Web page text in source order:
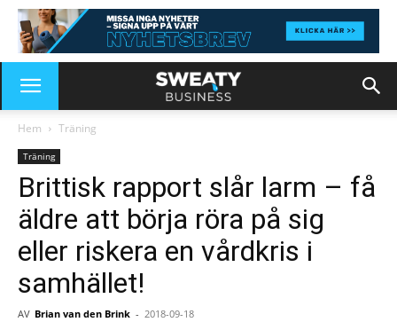
Hem Träning
Träning
Brittisk rapport slår larm – få
äldre att börja röra på sig
eller riskera en vårdkris i
samhället!
AV Brian van den Brink - 2018-09-18